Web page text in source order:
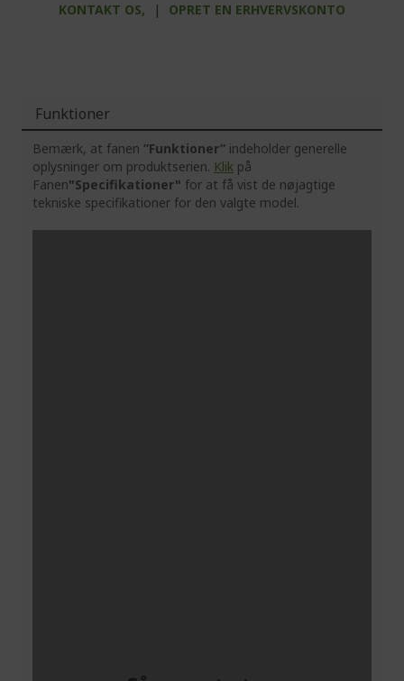
KONTAKT OS, | OPRET EN ERHVERVSKONTO
Funktioner
Bemærk, at fanen ”Funktioner” indeholder generelle
oplysninger om produktserien. Klik på
Fanen"Specifikationer" for at få vist de nøjagtige
tekniske specifikationer for den valgte model.